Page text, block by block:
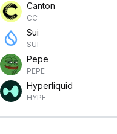
Canton
CC
Sui
SUI
Pepe
PEPE
Hyperliquid
HYPE